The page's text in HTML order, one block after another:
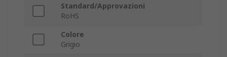
Standard/Approvazioni
RoHS
Colore
Grigio